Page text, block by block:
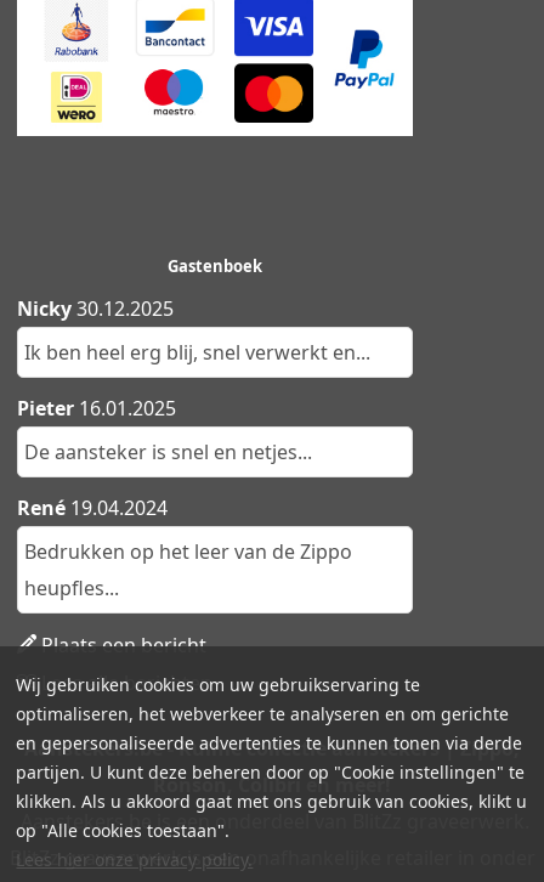
Gastenboek
Nicky30.12.2025
Ik ben heel erg blij, snel verwerkt en...
Pieter 16.01.2025
De aansteker is snel en netjes...
René 19.04.2024
Bedrukken op het leer van de Zippo
heupfles...
Plaats een bericht
Lees alle berichten
Aanstekers.be - Ruime collectie aanstekers | Zippo,
Ronson, Colibri en meer!
Aanstekers.be is een onderdeel van BlitZz graveerwerk.
BlitZz graveerwerk is een onafhankelijke retailer in onder
Wij gebruiken cookies om uw gebruikservaring te
optimaliseren, het webverkeer te analyseren en om gerichte
en gepersonaliseerde advertenties te kunnen tonen via derde
partijen. U kunt deze beheren door op "Cookie instellingen" te
klikken. Als u akkoord gaat met ons gebruik van cookies, klikt u
op "Alle cookies toestaan".
Lees hier onze privacy policy.